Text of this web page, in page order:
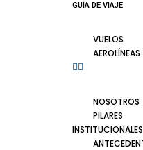
GUÍA DE VIAJE
VUELOS
AEROLÍNEAS
NOSOTROS
PILARES
INSTITUCIONALES